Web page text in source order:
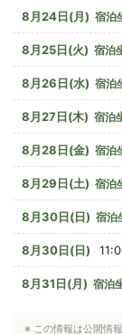
8月24日(月) 宿泊
8月25日(火) 宿泊
8月26日(水) 宿泊
8月27日(木) 宿泊
8月28日(金) 宿泊
8月29日(土) 宿泊
8月30日(日) 宿泊
8月30日(日)
8月31日(月) 宿泊
※ この情報は公開情